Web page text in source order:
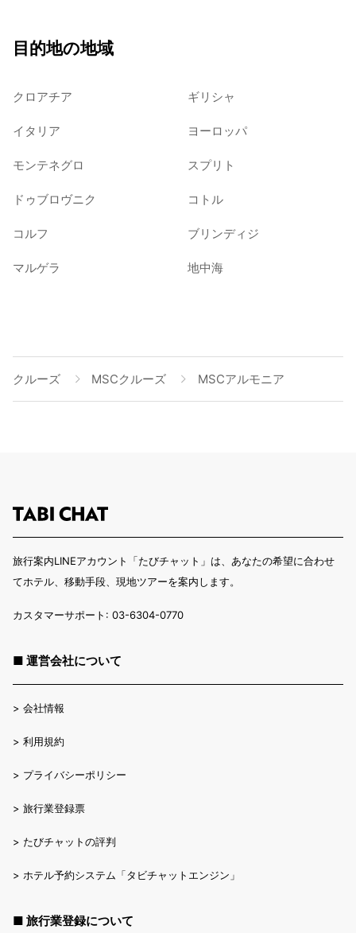
目的地の地域
クロアチア ギリシャ
イタリア ヨーロッパ
モンテネグロ スプリト
ドゥブロヴニク コトル
コルフ ブリンディジ
マルゲラ 地中海
クルーズ MSCクルーズ MSCアルモニア
旅行案内LINEアカウント「たびチャット」は、あなたの希望に合わせ
てホテル、移動手段、現地ツアーを案内します。
カスタマーサポート: 03-6304-0770
■ 運営会社について
> 会社情報
> 利用規約
> プライバシーポリシー
> 旅行業登録票
> たびチャットの評判
> ホテル予約システム「タビチャットエンジン」
■ 旅行業登録について